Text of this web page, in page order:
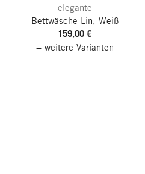
elegante
Bettwäsche Lin, Weiß
159,00 €
+ weitere Varianten